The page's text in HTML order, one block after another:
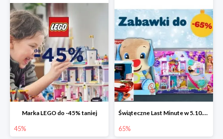
Marka LEGO do -45% taniej
45%
Świąteczne Last Minute w 5.10.15 - zabawki do -65%
65%